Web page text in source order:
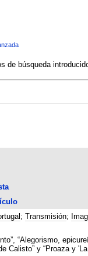
de búsqueda
; Transmisión;
“Alegorismo,
Calisto” y “Proaza y 'La